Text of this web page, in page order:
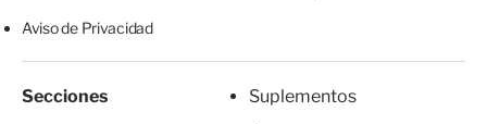
Aviso de Privacidad
Secciones
Suplementos